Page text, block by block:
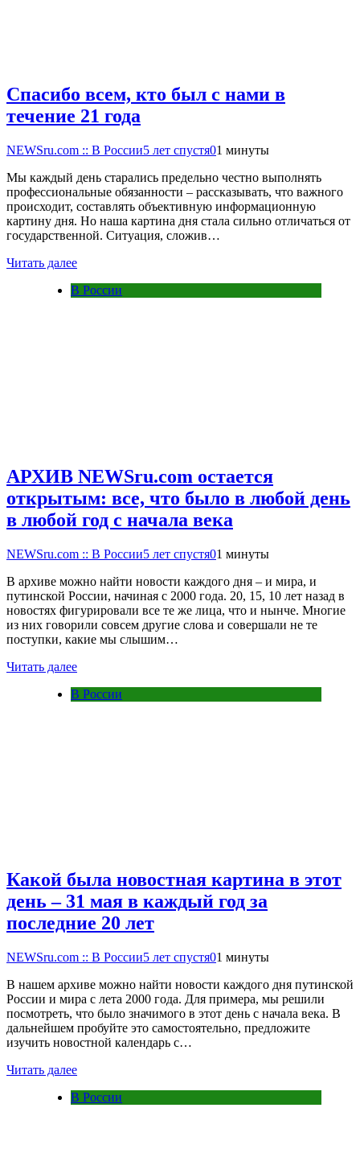
Спасибо всем, кто был с нами в
течение 21 года
NEWSru.com :: В России5 лет спустя01 минуты
Мы каждый день старались предельно честно выполнять
профессиональные обязанности – рассказывать, что важного
происходит, составлять объективную информационную
картину дня. Но наша картина дня стала сильно отличаться от
государственной. Ситуация, сложив…
Читать далее
В России
АРХИВ NEWSru.com остается
открытым: все, что было в любой день
в любой год с начала века
NEWSru.com :: В России5 лет спустя01 минуты
В архиве можно найти новости каждого дня – и мира, и
путинской России, начиная с 2000 года. 20, 15, 10 лет назад в
новостях фигурировали все те же лица, что и нынче. Многие
из них говорили совсем другие слова и совершали не те
поступки, какие мы слышим…
Читать далее
В России
Какой была новостная картина в этот
день – 31 мая в каждый год за
последние 20 лет
NEWSru.com :: В России5 лет спустя01 минуты
В нашем архиве можно найти новости каждого дня путинской
России и мира с лета 2000 года. Для примера, мы решили
посмотреть, что было значимого в этот день с начала века. В
дальнейшем пробуйте это самостоятельно, предложите
изучить новостной календарь с…
Читать далее
В России